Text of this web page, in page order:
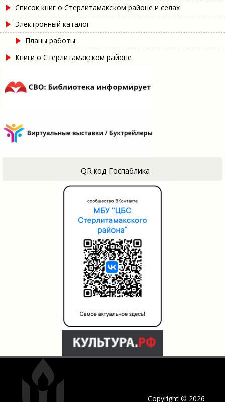
Список книг о Стерлитамакском районе и селах
Электронный каталог
Планы работы
Книги о Стерлитамакском районе
QR код Госпаблика
Copyright © 2026